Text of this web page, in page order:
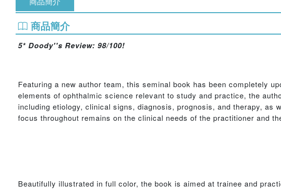
商品簡介
5* Doody''s Review: 98/100!
Featuring a new author team, this seminal book has been completely
elements of ophthalmic science relevant to study and practice, the
including etiology, clinical signs, diagnosis, prognosis, and therapy,
focus throughout remains on the clinical needs of the practitioner and
Beautifully illustrated in full color, the book is aimed at trainee and